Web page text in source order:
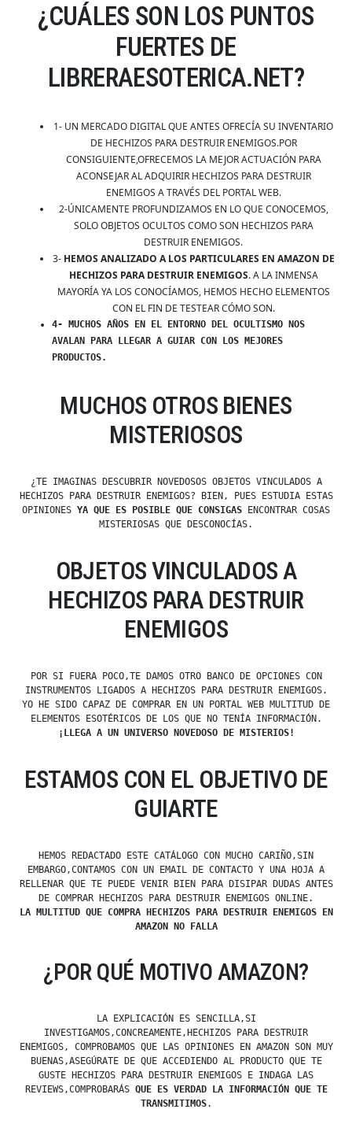
¿CUÁLES SON LOS PUNTOS
FUERTES DE
LIBRERAESOTERICA.NET?
1- UN MERCADO DIGITAL QUE ANTES OFRECÍA SU INVENTARIO
DE HECHIZOS PARA DESTRUIR ENEMIGOS.POR
CONSIGUIENTE,OFRECEMOS LA MEJOR ACTUACIÓN PARA
ACONSEJAR AL ADQUIRIR HECHIZOS PARA DESTRUIR
ENEMIGOS A TRAVÉS DEL PORTAL WEB.
2-ÚNICAMENTE PROFUNDIZAMOS EN LO QUE CONOCEMOS,
SOLO OBJETOS OCULTOS COMO SON HECHIZOS PARA
DESTRUIR ENEMIGOS.
3- HEMOS ANALIZADO A LOS PARTICULARES EN AMAZON DE
HECHIZOS PARA DESTRUIR ENEMIGOS. A LA INMENSA
MAYORÍA YA LOS CONOCÍAMOS, HEMOS HECHO ELEMENTOS
CON EL FIN DE TESTEAR CÓMO SON.
4- MUCHOS AÑOS EN EL ENTORNO DEL OCULTISMO NOS
AVALAN PARA LLEGAR A GUIAR CON LOS MEJORES
PRODUCTOS.
MUCHOS OTROS BIENES
MISTERIOSOS
¿TE IMAGINAS DESCUBRIR NOVEDOSOS OBJETOS VINCULADOS A
HECHIZOS PARA DESTRUIR ENEMIGOS? BIEN, PUES ESTUDIA ESTAS
OPINIONES YA QUE ES POSIBLE QUE CONSIGAS ENCONTRAR COSAS
MISTERIOSAS QUE DESCONOCÍAS.
OBJETOS VINCULADOS A
HECHIZOS PARA DESTRUIR
ENEMIGOS
POR SI FUERA POCO,TE DAMOS OTRO BANCO DE OPCIONES CON
INSTRUMENTOS LIGADOS A HECHIZOS PARA DESTRUIR ENEMIGOS.
YO HE SIDO CAPAZ DE COMPRAR EN UN PORTAL WEB MULTITUD DE
ELEMENTOS ESOTÉRICOS DE LOS QUE NO TENÍA INFORMACIÓN.
¡LLEGA A UN UNIVERSO NOVEDOSO DE MISTERIOS!
ESTAMOS CON EL OBJETIVO DE
GUIARTE
HEMOS REDACTADO ESTE CATÁLOGO CON MUCHO CARIÑO,SIN
EMBARGO,CONTAMOS CON UN EMAIL DE CONTACTO Y UNA HOJA A
RELLENAR QUE TE PUEDE VENIR BIEN PARA DISIPAR DUDAS ANTES
DE COMPRAR HECHIZOS PARA DESTRUIR ENEMIGOS ONLINE.
LA MULTITUD QUE COMPRA HECHIZOS PARA DESTRUIR ENEMIGOS EN
AMAZON NO FALLA
¿POR QUÉ MOTIVO AMAZON?
LA EXPLICACIÓN ES SENCILLA,SI
INVESTIGAMOS,CONCREAMENTE,HECHIZOS PARA DESTRUIR
ENEMIGOS, COMPROBAMOS QUE LAS OPINIONES EN AMAZON SON MUY
BUENAS,ASEGÚRATE DE QUE ACCEDIENDO AL PRODUCTO QUE TE
GUSTE HECHIZOS PARA DESTRUIR ENEMIGOS E INDAGA LAS
REVIEWS,COMPROBARÁS QUE ES VERDAD LA INFORMACIÓN QUE TE
TRANSMITIMOS.